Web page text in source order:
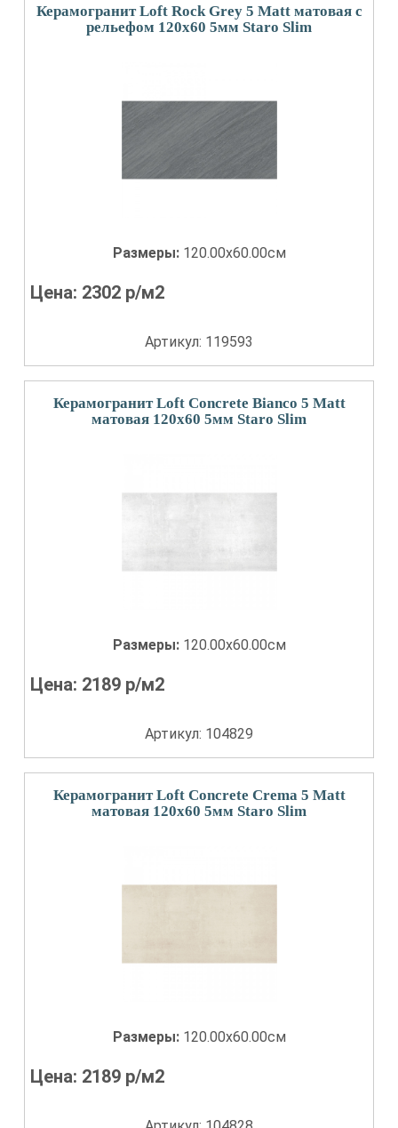
Керамогранит Loft Rock Grey 5 Matt матовая с
рельефом 120x60 5мм Staro Slim
Размеры: 120.00x60.00см
Цена: 2302 р/м2
Артикул: 119593
Керамогранит Loft Concrete Bianco 5 Matt
матовая 120x60 5мм Staro Slim
Размеры: 120.00x60.00см
Цена: 2189 р/м2
Артикул: 104829
Керамогранит Loft Concrete Crema 5 Matt
матовая 120x60 5мм Staro Slim
Размеры: 120.00x60.00см
Цена: 2189 р/м2